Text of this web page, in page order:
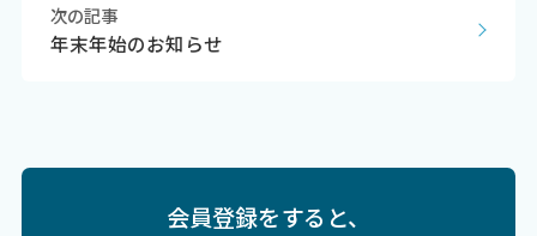
次の記事
年末年始のお知らせ
会員登録をすると、